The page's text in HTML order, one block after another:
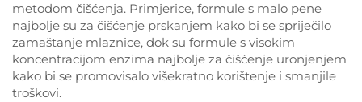
metodom čišćenja. Primjerice, formule s malo pene
najbolje su za čišćenje prskanjem kako bi se spriječilo
zamaštanje mlaznice, dok su formule s visokim
koncentracijom enzima najbolje za čišćenje uronjenjem
kako bi se promovisalo višekratno korištenje i smanjile
troškovi.